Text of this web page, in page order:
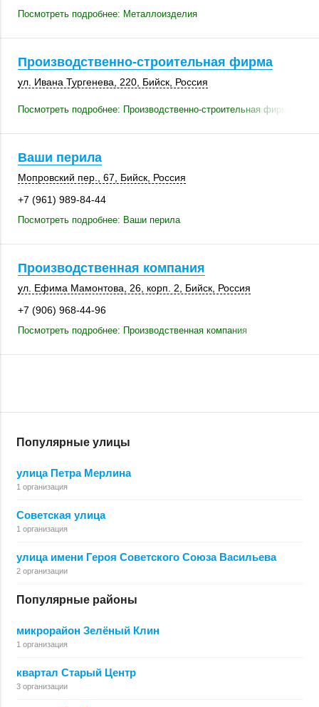
Посмотреть подробнее: Металлоизделия
Производственно-строительная фирма
ул. Ивана Тургенева 220 Бийск Россия
Посмотреть подробнее: Производственно-строительная фирма
Ваши перила
Мопровский пер., 67 Бийск Россия
+7 (961) 989-84-44
Посмотреть подробнее: Ваши перила
Производственная компания
ул. Ефима Мамонтова, 26, корп. 2 Бийск Россия
+7 (906) 968-44-96
Посмотреть подробнее: Производственная компания
Популярные улицы
улица Петра Мерлина
1 организация
Советская улица
1 организация
улица имени Героя Советского Союза Васильева
2 организации
Популярные районы
микрорайон Зелёный Клин
1 организация
квартал Старый Центр
3 организации